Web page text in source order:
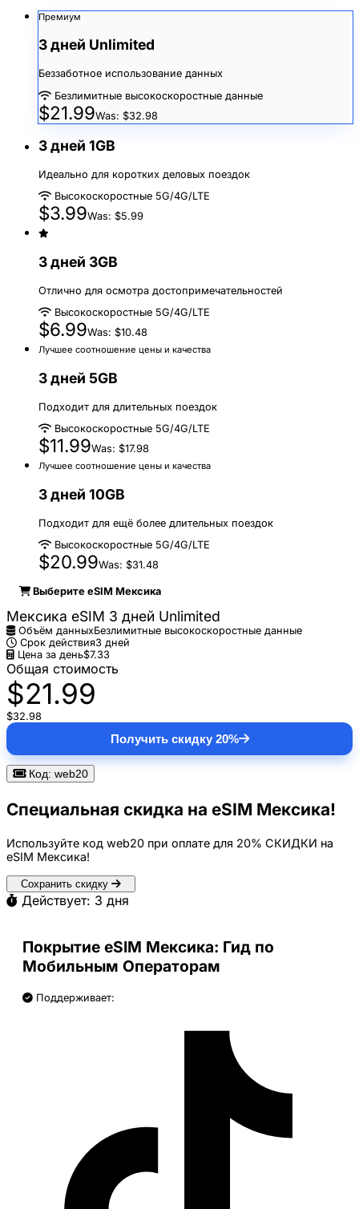
Премиум
3 дней Unlimited
Беззаботное использование данных
Безлимитные высокоскоростные данные
$21.99Was: $32.98
3 дней 1GB
Идеально для коротких деловых поездок
Высокоскоростные 5G/4G/LTE
$3.99Was: $5.99
3 дней 3GB
Отлично для осмотра достопримечательностей
Высокоскоростные 5G/4G/LTE
$6.99Was: $10.48
Лучшее соотношение цены и качества
3 дней 5GB
Подходит для длительных поездок
Высокоскоростные 5G/4G/LTE
$11.99Was: $17.98
Лучшее соотношение цены и качества
3 дней 10GB
Подходит для ещё более длительных поездок
Высокоскоростные 5G/4G/LTE
$20.99Was: $31.48
Выберите eSIM Мексика
Мексика eSIM 3 дней Unlimited
Объём данныхБезлимитные высокоскоростные данные
Срок действия3 дней
Цена за день$7.33
Общая стоимость
$21.99
$32.98
Получить скидку 20%
Код: web20
Специальная скидка на eSIM Мексика!
Используйте код web20 при оплате для 20% СКИДКИ на
eSIM Мексика!
Сохранить скидку
Действует: 3 дня
Покрытие eSIM Мексика: Гид по
Мобильным Операторам
Поддерживает: